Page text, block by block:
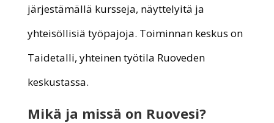
järjestämällä kursseja, näyttelyitä ja
yhteisöllisiä työpajoja. Toiminnan keskus on
Taidetalli, yhteinen työtila Ruoveden
keskustassa.
Mikä ja missä on Ruovesi?